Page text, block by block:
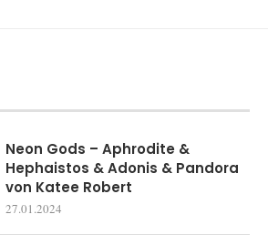
Neon Gods – Aphrodite &
Hephaistos & Adonis & Pandora
von Katee Robert
27.01.2024